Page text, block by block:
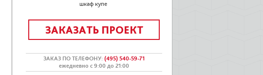
шкаф купе
ЗАКАЗАТЬ ПРОЕКТ
ЗАКАЗ ПО ТЕЛЕФОНУ: (495) 540-59-71
ежедневно с 9:00 до 21:00